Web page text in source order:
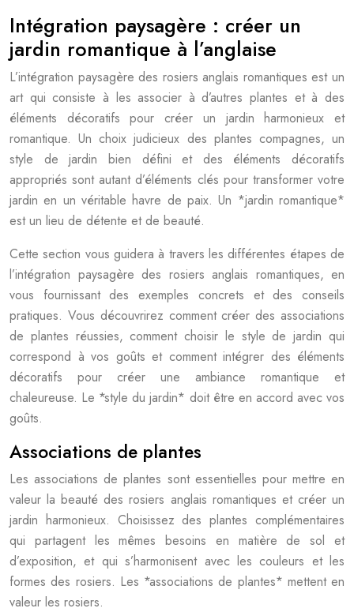
Intégration paysagère : créer un
jardin romantique à l’anglaise
L’intégration paysagère des rosiers anglais romantiques est un
art qui consiste à les associer à d’autres plantes et à des
éléments décoratifs pour créer un jardin harmonieux et
romantique. Un choix judicieux des plantes compagnes, un
style de jardin bien défini et des éléments décoratifs
appropriés sont autant d’éléments clés pour transformer votre
jardin en un véritable havre de paix. Un *jardin romantique*
est un lieu de détente et de beauté.
Cette section vous guidera à travers les différentes étapes de
l’intégration paysagère des rosiers anglais romantiques, en
vous fournissant des exemples concrets et des conseils
pratiques. Vous découvrirez comment créer des associations
de plantes réussies, comment choisir le style de jardin qui
correspond à vos goûts et comment intégrer des éléments
décoratifs pour créer une ambiance romantique et
chaleureuse. Le *style du jardin* doit être en accord avec vos
goûts.
Associations de plantes
Les associations de plantes sont essentielles pour mettre en
valeur la beauté des rosiers anglais romantiques et créer un
jardin harmonieux. Choisissez des plantes complémentaires
qui partagent les mêmes besoins en matière de sol et
d’exposition, et qui s’harmonisent avec les couleurs et les
formes des rosiers. Les *associations de plantes* mettent en
valeur les rosiers.